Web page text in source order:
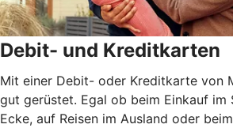
Debit- und Kreditkarten
Mit einer Debit- oder Kreditkarte von
gut gerüstet. Egal ob beim Einkauf im
Ecke, auf Reisen im Ausland oder